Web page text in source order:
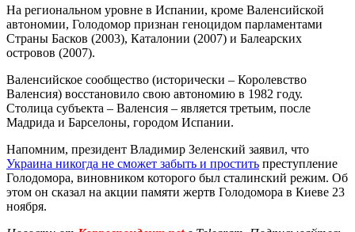
На региональном уровне в Испании, кроме Валенсийской
автономии, Голодомор признан геноцидом парламентами
Страны Басков (2003), Каталонии (2007) и Балеарских
островов (2007).
Валенсийское сообщество (исторически – Королевство
Валенсия) восстановило свою автономию в 1982 году.
Столица субъекта – Валенсия – является третьим, после
Мадрида и Барселоны, городом Испании.
Напомним, президент Владимир Зеленский заявил, что
Украина никогда не сможет забыть и простить преступление
Голодомора, виновником которого был сталинский режим. Об
этом он сказал на акции памяти жертв Голодомора в Киеве 23
ноября.